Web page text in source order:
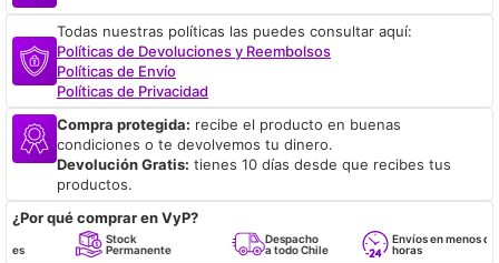
Todas nuestras políticas las puedes consultar aquí:
Políticas de Devoluciones y Reembolsos
Políticas de Envío
Políticas de Privacidad
Compra protegida: recibe el producto en buenas
condiciones o te devolvemos tu dinero.
Devolución Gratis: tienes 10 días desde que recibes tus
productos.
¿Por qué comprar en VyP?
Stock
Permanente
Despacho
a todo Chile
Envíos en menos de 24
horas